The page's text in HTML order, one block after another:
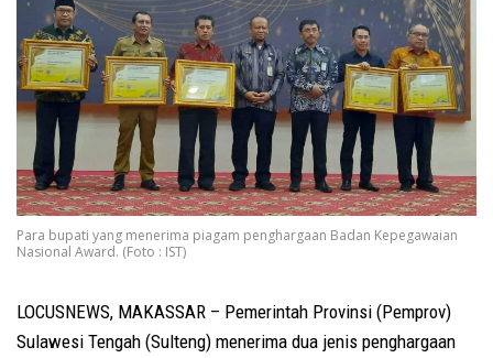
Para bupati yang menerima piagam penghargaan Badan Kepegawaian
Nasional Award. (Foto : IST)
LOCUSNEWS, MAKASSAR – Pemerintah Provinsi (Pemprov)
Sulawesi Tengah (Sulteng) menerima dua jenis penghargaan